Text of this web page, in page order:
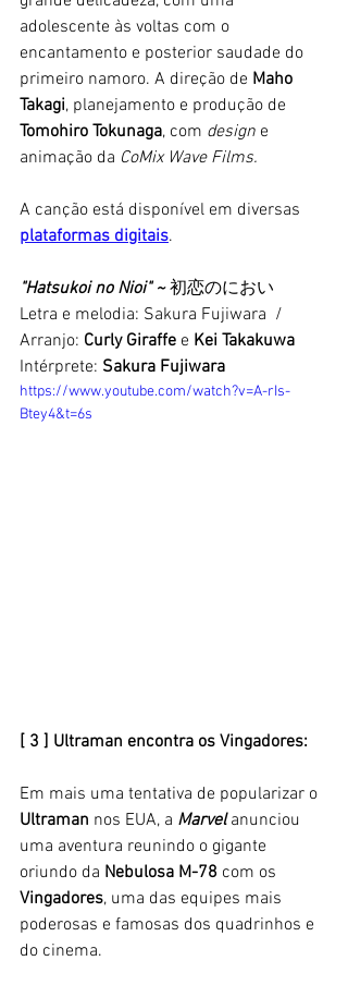
adolescente às voltas com o
encantamento e posterior saudade do
primeiro namoro. A direção de Maho
Takagi, planejamento e produção de
Tomohiro Tokunaga, com design e
animação da CoMix Wave Films.
A canção está disponível em diversas
plataformas digitais.
"Hatsukoi no Nioi" ~ 初恋のにおい
Letra e melodia: Sakura Fujiwara  /
Arranjo: Curly Giraffe e Kei Takakuwa
Intérprete: Sakura Fujiwara
https://www.youtube.com/watch?v=A-rIs-
Btey4&t=6s
[ 3 ] Ultraman encontra os Vingadores:
Em mais uma tentativa de popularizar o
Ultraman nos EUA, a Marvel anunciou
uma aventura reunindo o gigante
oriundo da Nebulosa M-78 com os
Vingadores, uma das equipes mais
poderosas e famosas dos quadrinhos e
do cinema.